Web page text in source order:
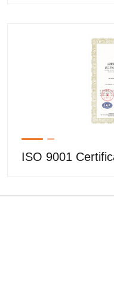
ISO 9001